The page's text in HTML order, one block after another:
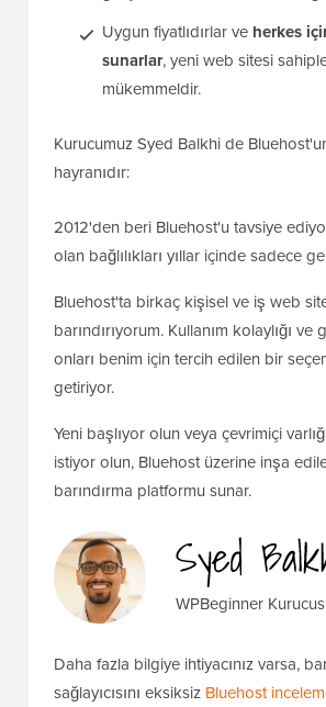
Uygun fiyatlıdırlar ve herkes
sunarlar, yeni web sitesi
mükemmeldir.
Kurucumuz Syed Balkhi de
hayranıdır:
2012'den beri Bluehost'u tavsiye
olan bağlılıkları yıllar içinde sadece
Bluehost'ta birkaç kişisel ve iş web
barındırıyorum. Kullanım kolaylığı ve
onları benim için tercih edilen bir
getiriyor.
Yeni başlıyor olun veya çevrimiçi
istiyor olun, Bluehost üzerine inşa
barındırma platformu sunar.
WPBeginner
Daha fazla bilgiye ihtiyacınız varsa,
sağlayıcısını eksiksiz Bluehost